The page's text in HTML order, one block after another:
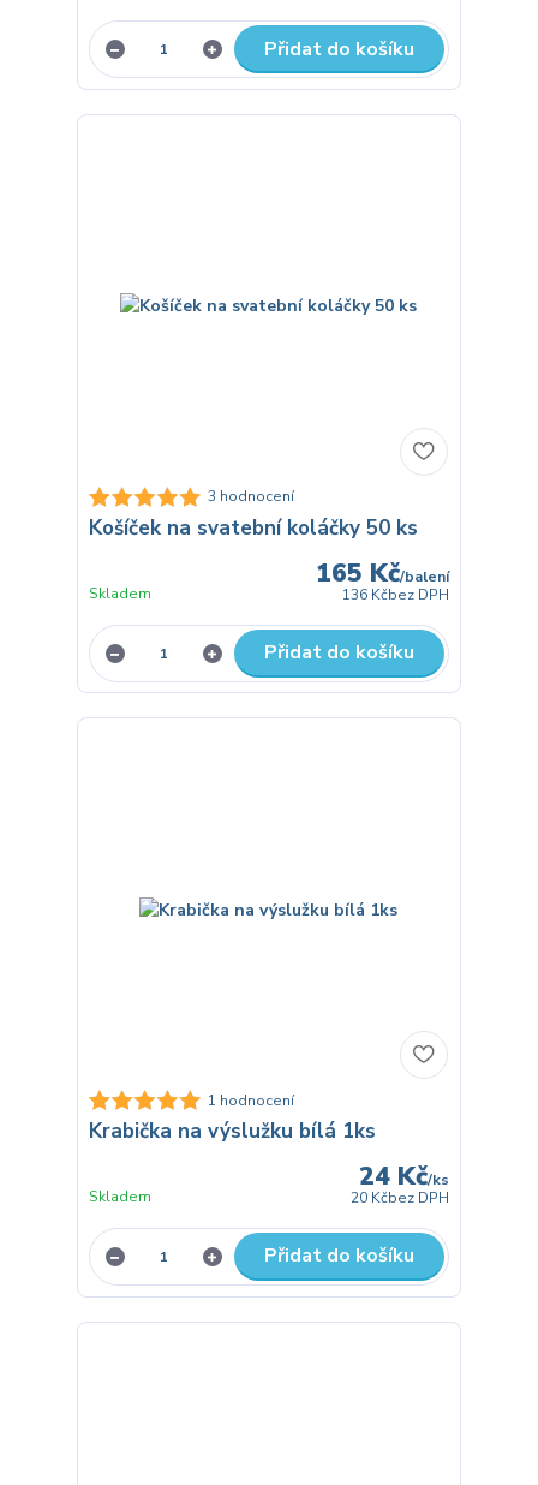
Přidat do košíku
3 hodnocení
Košíček na svatební koláčky 50 ks
165 Kč/balení
136 Kčbez DPH
Skladem
Přidat do košíku
1 hodnocení
Krabička na výslužku bílá 1ks
24 Kč/ks
20 Kčbez DPH
Skladem
Přidat do košíku